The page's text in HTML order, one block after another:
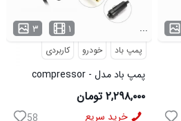
۳ ۱ ...
پمپ باد خودرو کاربردی
پمپ باد مدل compressor -
DC12
۲,۲۹۸,۰۰۰ تومان
خرید سریع